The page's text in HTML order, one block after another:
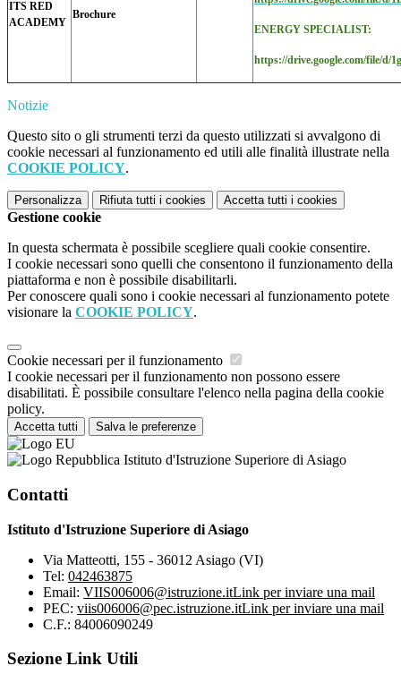
ITS RED
ACADEMY
Brochure
ENERGY SPECIALIST:
https://drive.google.com/file/d/
Notizie
Questo sito o gli strumenti terzi da questo utilizzati si avvalgono di
cookie necessari al funzionamento ed utili alle finalità illustrate nella
COOKIE POLICY.
Personalizza Rifiuta tutti i cookies Accetta tutti i cookies
Gestione cookie
In questa schermata è possibile scegliere quali cookie consentire.
I cookie necessari sono quelli che consentono il funzionamento della
piattaforma e non è possibile disabilitarli.
Per conoscere quali sono i cookie necessari al funzionamento potete
visionare la COOKIE POLICY.
Cookie necessari per il funzionamento
I cookie necessari per il funzionamento non possono essere
disabilitati. È possibile consultare l'elenco nella pagina della cookie
policy.
Accetta tutti Salva le preferenze
Istituto d'Istruzione Superiore di Asiago
Contatti
Istituto d'Istruzione Superiore di Asiago
Via Matteotti, 155 - 36012 Asiago (VI)
Tel: 042463875
Email: VIIS006006@istruzione.itLink per inviare una mail
PEC: viis006006@pec.istruzione.itLink per inviare una mail
C.F.: 84006090249
Sezione Link Utili